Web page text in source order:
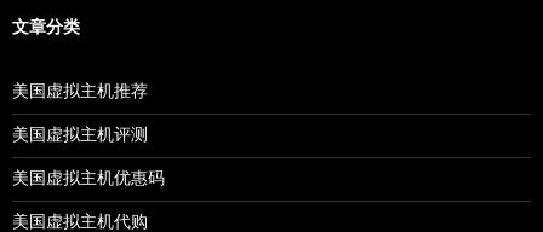
文章分类
美国虚拟主机推荐
美国虚拟主机评测
美国虚拟主机优惠码
美国虚拟主机代购